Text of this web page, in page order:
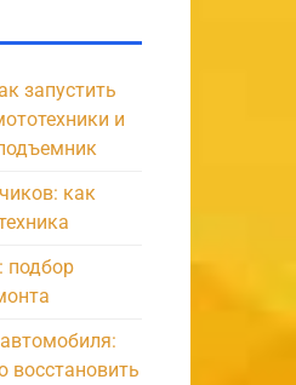
запустить
и
как
подбор
восстановить